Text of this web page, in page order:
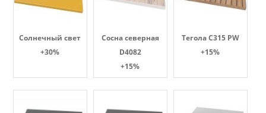
Солнечный свет
+30%
Сосна северная
D4082
+15%
Тегола С315 PW
+15%